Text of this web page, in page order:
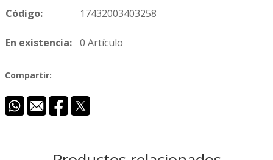
Código: 17432003403258
En existencia: 0 Artículo
Compartir: